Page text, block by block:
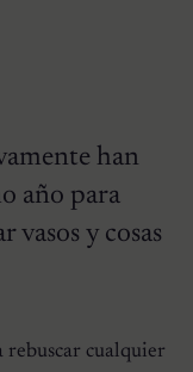
han
año para
y cosas
rebuscar cualquier